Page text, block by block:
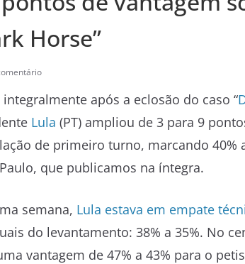
Horse”
após a eclosão do caso “
Lula (PT) ampliou de 3 para 9
de primeiro turno, marcando 40%
que publicamos na íntegra.
semana, Lula estava em empate
do levantamento: 38% a 35%. No
vantagem de 47% a 43% para o